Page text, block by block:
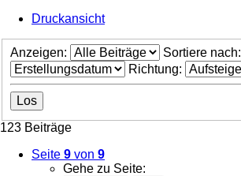
Druckansicht
Anzeigen:
Sortiere nach:
Richtung:
123 Beiträge
Seite 9 von 9
Gehe zu Seite: